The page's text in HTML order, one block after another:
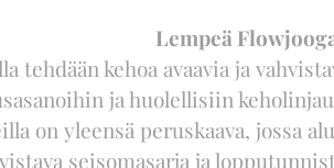
Lempeä
tehdään kehoa avaavia ja
ja huolellisiin
on yleensä peruskaava, jossa
seisomasarja ja